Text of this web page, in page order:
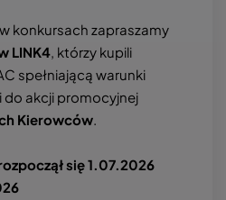
konkursach zapraszamy
LINK4, którzy kupili
spełniającą warunki
do akcji promocyjnej
Kierowców.
się 1.07.2026